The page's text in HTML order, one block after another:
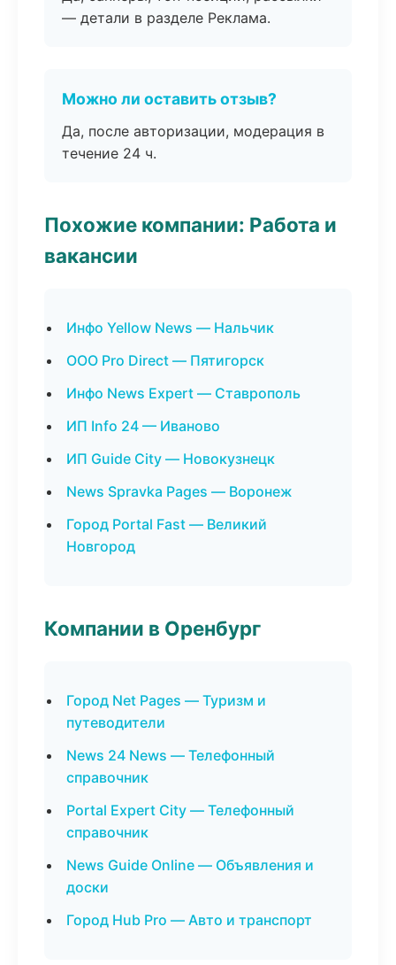
— детали в разделе Реклама.
Можно ли оставить отзыв?
Да, после авторизации, модерация в
течение 24 ч.
Похожие компании: Работа и
вакансии
Инфо Yellow News — Нальчик
ООО Pro Direct — Пятигорск
Инфо News Expert — Ставрополь
ИП Info 24 — Иваново
ИП Guide City — Новокузнецк
News Spravka Pages — Воронеж
Город Portal Fast — Великий
Новгород
Компании в Оренбург
Город Net Pages — Туризм и
путеводители
News 24 News — Телефонный
справочник
Portal Expert City — Телефонный
справочник
News Guide Online — Объявления и
доски
Город Hub Pro — Авто и транспорт